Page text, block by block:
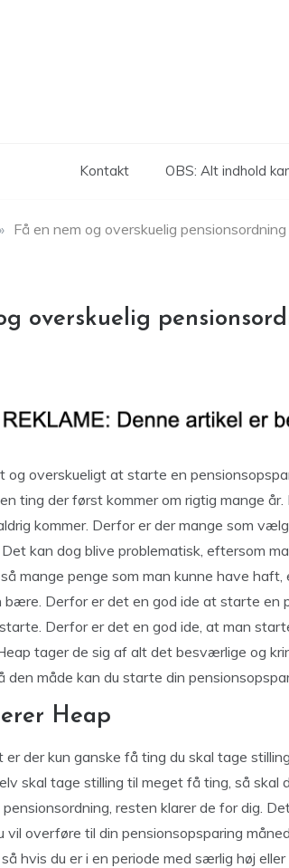
Kontakt OBS: Alt indhold
Få en nem og overskuelig pensionsordning
overskuelig
overskueligt at starte en
ting der først kommer om rigtig mange
kommer. Derfor er der mange som
kan dog blive problematisk, eftersom
mange penge som man kunne have haft,
bære. Derfor er det en god ide at starte en
Derfor er det en god ide, at man
tager de sig af alt det besværlige og
den måde kan du starte din
Heap
der kun ganske få ting du skal tage
skal tage stilling til meget få ting, så skal
resten klarer de for dig.
vil overføre til din pensionsopsparing
hvis du er i en periode med særlig høj